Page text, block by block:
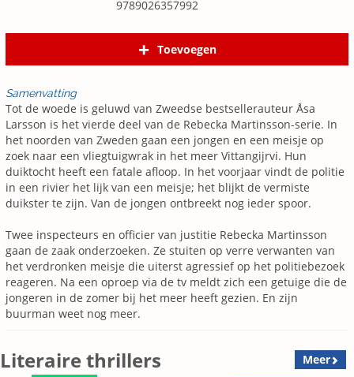
9789026357992
Toevoegen
Samenvatting
Tot de woede is geluwd van Zweedse bestsellerauteur Åsa
Larsson is het vierde deel van de Rebecka Martinsson-serie. In
het noorden van Zweden gaan een jongen en een meisje op
zoek naar een vliegtuigwrak in het meer Vittangijrvi. Hun
duiktocht heeft een fatale afloop. In het voorjaar vindt de politie
in een rivier het lijk van een meisje; het blijkt de vermiste
duikster te zijn. Van de jongen ontbreekt nog ieder spoor.
Twee inspecteurs en officier van justitie Rebecka Martinsson
gaan de zaak onderzoeken. Ze stuiten op verre verwanten van
het verdronken meisje die uiterst agressief op het politiebezoek
reageren. Na een oproep via de tv meldt zich een getuige die de
jongeren in de zomer bij het meer heeft gezien. En zijn
buurman weet nog meer.
Literaire thrillers Meer